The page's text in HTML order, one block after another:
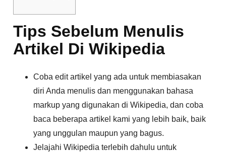
Tips Sebelum Menulis
Artikel Di Wikipedia
Coba edit artikel yang ada untuk membiasakan
diri Anda menulis dan menggunakan bahasa
markup yang digunakan di Wikipedia, dan coba
baca beberapa artikel kami yang lebih baik, baik
yang unggulan maupun yang bagus.
Jelajahi Wikipedia terlebih dahulu untuk